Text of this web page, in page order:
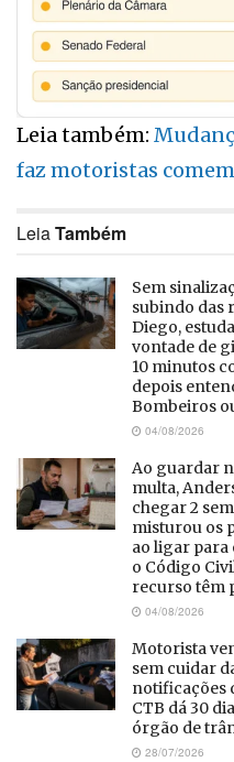
Leia também:
faz motoristas
LeiaTambém
Sem
subindo das
Diego,
vontade de
10 minutos
depois
Bombeiros
04/08/2026
Ao guardar
multa,
chegar 2
misturou os
ao ligar para
o Código
recurso têm
04/08/2026
Motorista
sem cuidar
notificações
CTB dá 30
órgão de
28/07/2026